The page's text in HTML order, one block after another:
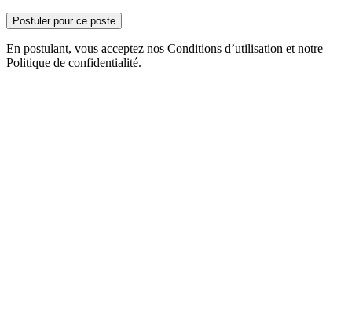
Postuler pour ce poste
En postulant, vous acceptez nos Conditions d’utilisation et notre
Politique de confidentialité.